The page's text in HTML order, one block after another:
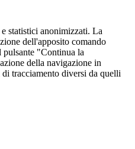
statistici anonimizzati. La
dell'apposito comando
"Continua la
della navigazione in
tracciamento diversi da quelli